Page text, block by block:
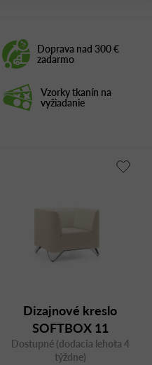
Doprava nad 300 €
zadarmo
Vzorky tkanín na
vyžiadanie
Dizajnové kreslo
SOFTBOX 11
aluminum
Dostupné (dodacia lehota 4
týždne)